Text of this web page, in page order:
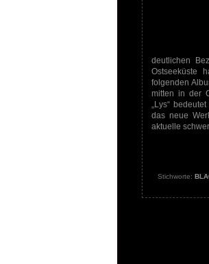
deutlichen
Ostseeküste
folgenden
mitten in der
„Lys“
das neue
aktuelle
Stichworte: